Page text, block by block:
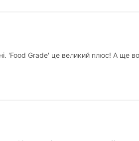
'Food Grade' це великий плюс! А ще